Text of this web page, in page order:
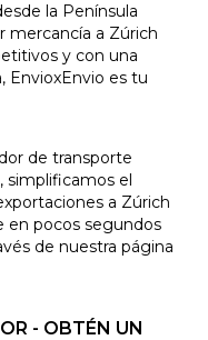
la Península
mercancía a Zúrich
y con una
EnvioxEnvio es tu
de transporte
simplificamos el
a Zúrich
en pocos segundos
de nuestra página
- OBTÉN UN